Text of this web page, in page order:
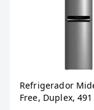
Refrigerador
Free, Duplex,